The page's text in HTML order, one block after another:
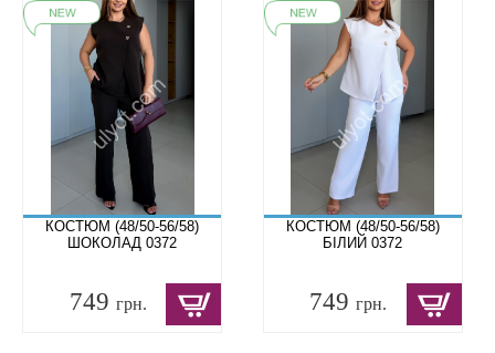
КОСТЮМ (48/50-56/58)
ШОКОЛАД 0372
749 грн.
КОСТЮМ (48/50-56/58)
БІЛИЙ 0372
749грн.